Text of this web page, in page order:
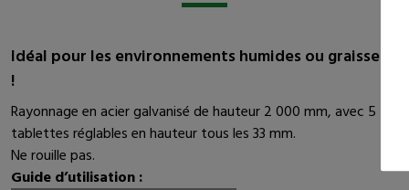
Idéal pour les environnements humides ou graisseux
!
Rayonnage en acier galvanisé de hauteur 2 000 mm, avec 5
tablettes réglables en hauteur tous les 33 mm.
Ne rouille pas.
Guide d’utilisation :